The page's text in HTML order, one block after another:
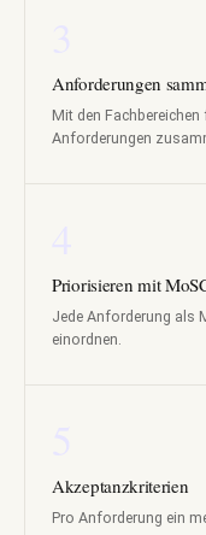
Anforderungen
Mit den
Anforderungen
Priorisieren mit
Jede Anforderung als
einordnen.
Akzeptanzkriterien
Pro Anforderung ein